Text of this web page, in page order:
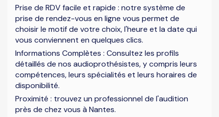
Prise de RDV facile et rapide : notre système de
prise de rendez-vous en ligne vous permet de
choisir le motif de votre choix, l'heure et la date qui
vous conviennent en quelques clics.
Informations Complètes : Consultez les profils
détaillés de nos audioprothésistes, y compris leurs
compétences, leurs spécialités et leurs horaires de
disponibilité.
Proximité : trouvez un professionnel de l'audition
près de chez vous à Nantes.